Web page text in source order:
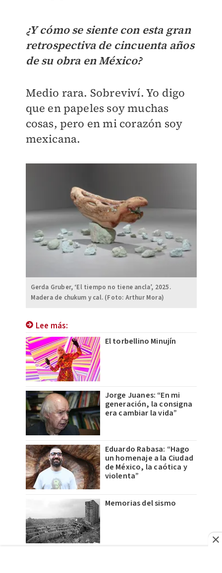
¿Y cómo se siente con esta gran
retrospectiva de cincuenta años
de su obra en México?
Medio rara. Sobreviví. Yo digo
que en papeles soy muchas
cosas, pero en mi corazón soy
mexicana.
Gerda Gruber, ‘El tiempo no tiene ancla’, 2025.
Madera de chukum y cal. (Foto: Arthur Mora)
Lee más:
El torbellino Minujín
Jorge Juanes: “En mi
generación, la consigna
era cambiar la vida”
Eduardo Rabasa: “Hago
un homenaje a la Ciudad
de México, la caótica y
violenta”
Memorias del sismo